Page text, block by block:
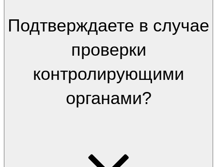
Подтверждаете в случае
проверки
контролирующими
органами?